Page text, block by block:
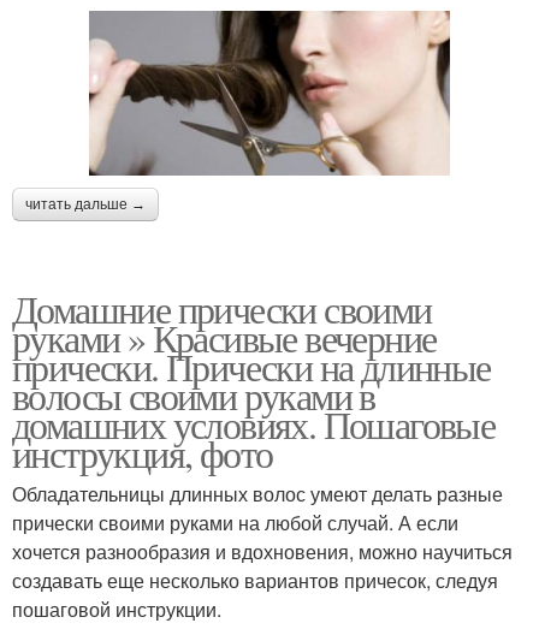
читать дальше →
Домашние прически своими
руками » Красивые вечерние
прически. Прически на длинные
волосы своими руками в
домашних условиях. Пошаговые
инструкция, фото
Обладательницы длинных волос умеют делать разные
прически своими руками на любой случай. А если
хочется разнообразия и вдохновения, можно научиться
создавать еще несколько вариантов причесок, следуя
пошаговой инструкции.